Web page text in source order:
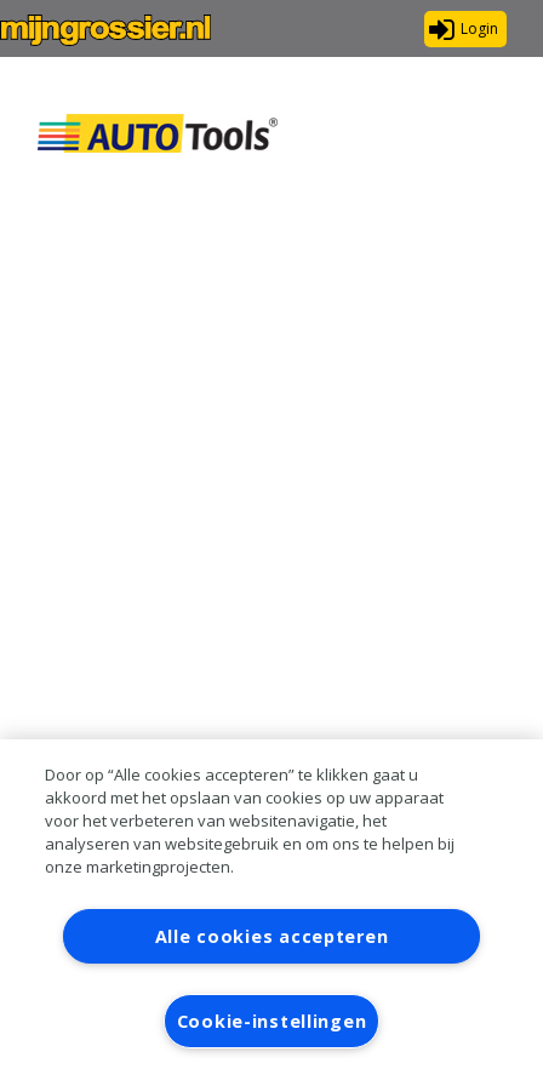
Login
Contact Account aanvragen
Inloggen
RAI bestanden
Privacy
Algemene
voorwaarden
Verwerkersovereenkomst
Door op “Alle cookies accepteren” te klikken gaat u
akkoord met het opslaan van cookies op uw apparaat
voor het verbeteren van websitenavigatie, het
analyseren van websitegebruik en om ons te helpen bij
onze marketingprojecten.
Alle cookies accepteren
Cookie-instellingen